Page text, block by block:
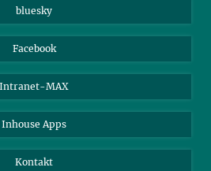
bluesky
Facebook
Intranet-MAX
Inhouse Apps
Kontakt